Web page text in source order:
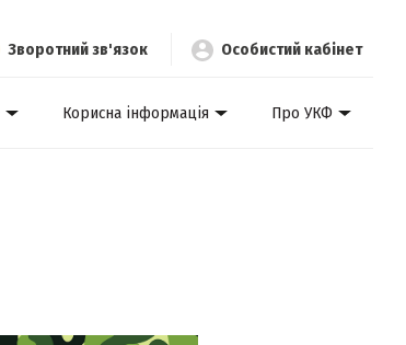
Зворотний зв'язок Особистий кабінет
Корисна інформація Про УКФ